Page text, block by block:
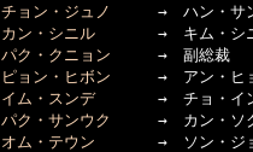
チョン・ジュノ
→　ハン・サン
カン・シニル →　キム・シニ
パク・クニョン →　副総裁
ピョン・ヒボン →　アン・ヒョ
イム・スンデ →　チョ・インス
パク・サンウク
→　カン・ソク
オム・テウン →　ソン・ジョ